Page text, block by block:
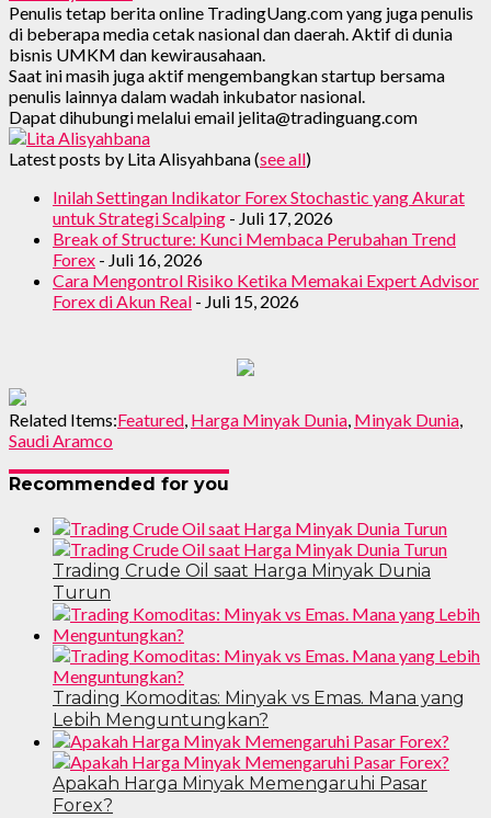
Penulis tetap berita online TradingUang.com yang juga penulis
di beberapa media cetak nasional dan daerah. Aktif di dunia
bisnis UMKM dan kewirausahaan.
Saat ini masih juga aktif mengembangkan startup bersama
penulis lainnya dalam wadah inkubator nasional.
Dapat dihubungi melalui email jelita@tradinguang.com
Latest posts by Lita Alisyahbana(see all)
Inilah Settingan Indikator Forex Stochastic yang Akurat
untuk Strategi Scalping - Juli 17, 2026
Break of Structure: Kunci Membaca Perubahan Trend
Forex - Juli 16, 2026
Cara Mengontrol Risiko Ketika Memakai Expert Advisor
Forex di Akun Real - Juli 15, 2026
Related Items:Featured Harga Minyak Dunia Minyak Dunia
Saudi Aramco
Recommended for you
Trading Crude Oil saat Harga Minyak Dunia
Turun
Trading Komoditas: Minyak vs Emas. Mana yang
Lebih Menguntungkan?
Apakah Harga Minyak Memengaruhi Pasar
Forex?